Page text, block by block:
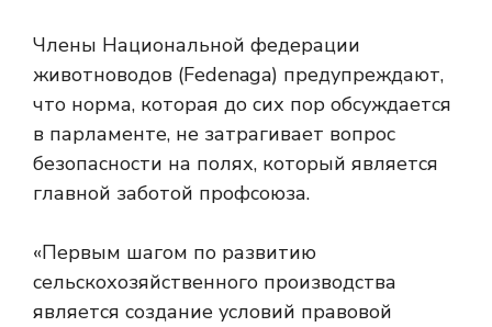
Члены Национальной федерации
животноводов (Fedenaga) предупреждают,
что норма, которая до сих пор обсуждается
в парламенте, не затрагивает вопрос
безопасности на полях, который является
главной заботой профсоюза.
«Первым шагом по развитию
сельскохозяйственного производства
является создание условий правовой